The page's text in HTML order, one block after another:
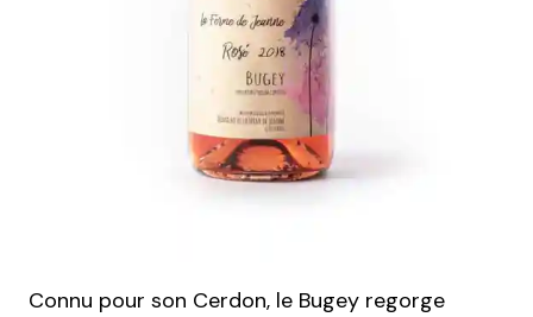
Connu pour son Cerdon, le Bugey regorge